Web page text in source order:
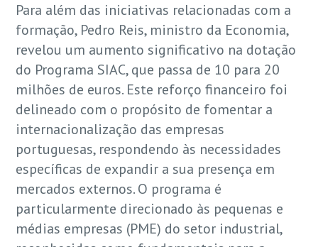
Para além das iniciativas relacionadas com a
formação, Pedro Reis, ministro da Economia,
revelou um aumento significativo na dotação
do Programa SIAC, que passa de 10 para 20
milhões de euros. Este reforço financeiro foi
delineado com o propósito de fomentar a
internacionalização das empresas
portuguesas, respondendo às necessidades
específicas de expandir a sua presença em
mercados externos. O programa é
particularmente direcionado às pequenas e
médias empresas (PME) do setor industrial,